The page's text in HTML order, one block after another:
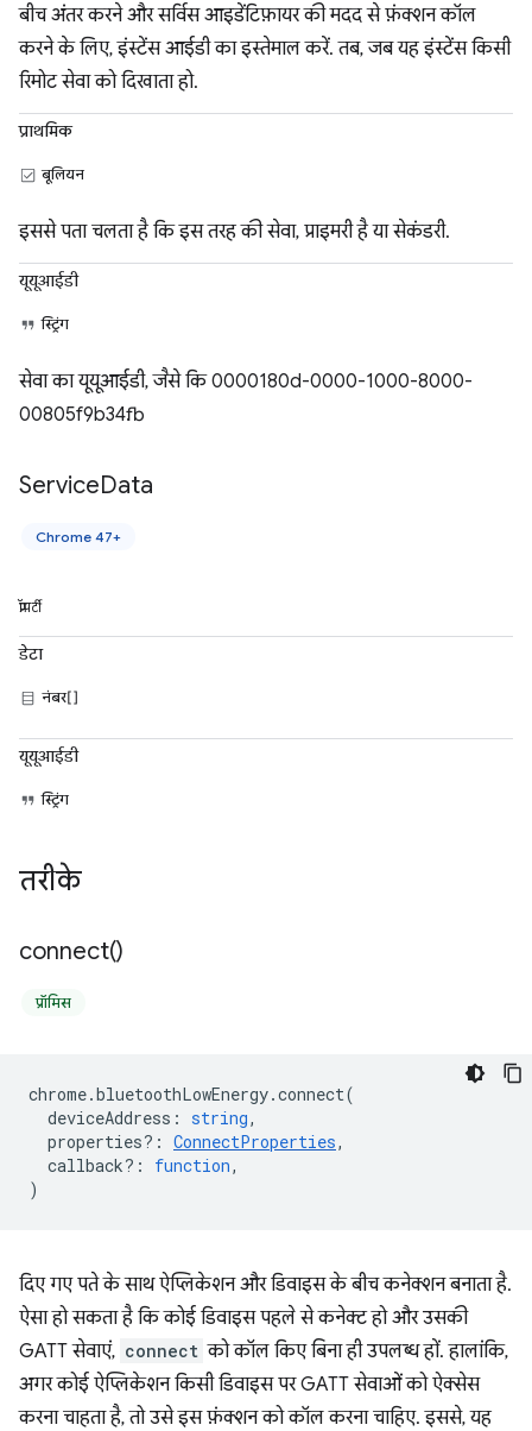
बीच अंतर करने और सर्विस आइडेंटिफ़ायर की मदद से फ़ंक्शन कॉल
करने के लिए, इंस्टेंस आईडी का इस्तेमाल करें. तब, जब यह इंस्टेंस किसी
रिमोट सेवा को दिखाता हो.
प्राथमिक
बूलियन
इससे पता चलता है कि इस तरह की सेवा, प्राइमरी है या सेकंडरी.
यूयूआईडी
स्ट्रिंग
सेवा का यूयूआईडी, जैसे कि 0000180d-0000-1000-8000-
00805f9b34fb.
ServiceData
Chrome 47+
प्रॉपर्टी
डेटा
नंबर[]
यूयूआईडी
स्ट्रिंग
तरीके
connect()
प्रॉमिस
chrome.bluetoothLowEnergy.connect(
deviceAddress : string,
properties? : ConnectProperties,
callback? : function,
)
दिए गए पते के साथ ऐप्लिकेशन और डिवाइस के बीच कनेक्शन बनाता है.
ऐसा हो सकता है कि कोई डिवाइस पहले से कनेक्ट हो और उसकी
GATT सेवाएं, connect को कॉल किए बिना ही उपलब्ध हों. हालांकि,
अगर कोई ऐप्लिकेशन किसी डिवाइस पर GATT सेवाओं को ऐक्सेस
करना चाहता है, तो उसे इस फ़ंक्शन को कॉल करना चाहिए. इससे, यह